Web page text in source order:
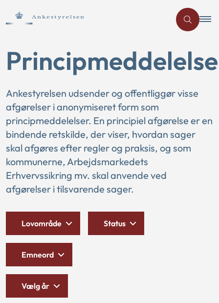
Ankestyrelsen udsender og offentliggør visse
afgørelser i anonymiseret form som
principmeddelelser. En principiel afgørelse er en
bindende retskilde, der viser, hvordan sager
skal afgøres efter regler og praksis, og som
kommunerne, Arbejdsmarkedets
Erhvervssikring mv. skal anvende ved
afgørelser i tilsvarende sager.
Lovområde Status
Emneord
Vælg år